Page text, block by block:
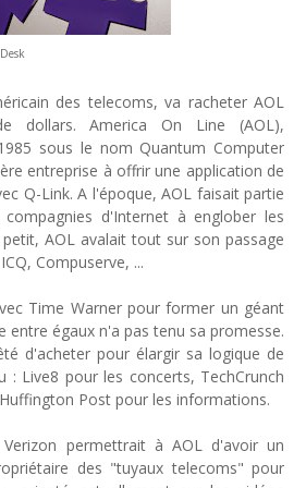
-Jul 15 2026
à l'étranger plus encadrés
01 2026
: la connectivité comme levier
27 2026
: nouveau paradigme, nouvelles priorités
22 2026
18 2026
golfique : Mazagan joue sa carte
11 2026
: Meta envisage une importante levée de fonds
06 2026
veut accélérer en Afrique
des telecoms, va racheter AOL
dollars. America On Line (AOL),
sous le nom Quantum Computer
entreprise à offrir une application de
Q-Link. A l'époque, AOL faisait partie
d'Internet à englober les
AOL avalait tout sur son passage
Compuserve, ...
Time Warner pour former un géant
entre égaux n'a pas tenu sa promesse.
d'acheter pour élargir sa logique de
: Live8 pour les concerts, TechCrunch
Post pour les informations.
permettrait à AOL d'avoir un
des "tuyaux telecoms" pour